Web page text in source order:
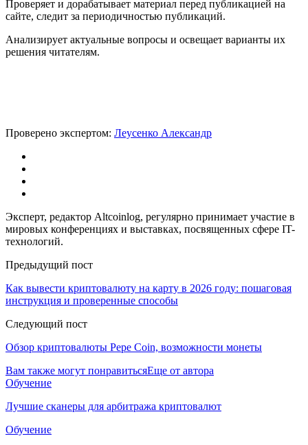
Проверяет и дорабатывает материал перед публикацией на
сайте, следит за периодичностью публикаций.
Анализирует актуальные вопросы и освещает варианты их
решения читателям.
Проверено экспертом: Леусенко Александр
Эксперт, редактор Altcoinlog, регулярно принимает участие в
мировых конференциях и выставках, посвященных сфере IT-
технологий.
Предыдущий пост
Как вывести криптовалюту на карту в 2026 году: пошаговая
инструкция и проверенные способы
Следующий пост
Обзор криптовалюты Pepe Coin, возможности монеты
Вам также могут понравитьсяЕще от автора
Обучение
Лучшие сканеры для арбитража криптовалют
Обучение